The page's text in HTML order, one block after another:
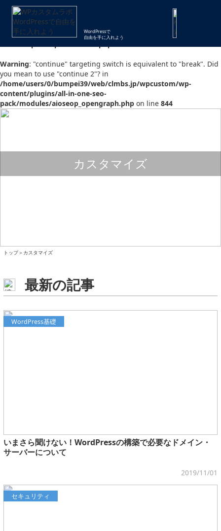
Warning: "continue" targeting switch is equivalent to "break". Did
you mean to use "continue 2"? in
/home/users/0/bumpei39/web/clmbs.jp/wpcustom/wp-
Warning: "continue" targeting switch is equivalent to "break". Did
you mean to use "continue 2"? in
/home/users/0/bumpei39/web/clmbs.jp/wpcustom/wp-
content/plugins/all-in-one-seo-
pack/modules/aioseop_opengraph.php on line 844
WordPressで
自由を手に入れよう
カスタマイズ
トップ＞ カスタマイズ
最新の記事
WordPress基礎
いまさら聞けない！WordPressの構築で必要なドメイン・
サーバーについて
2019/11/01
セキュリティ